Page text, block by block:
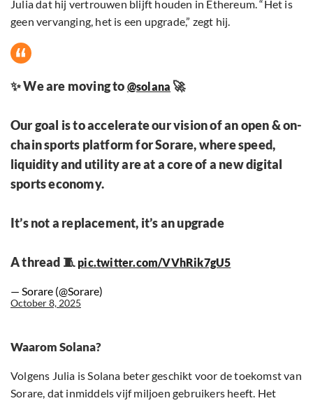
Julia dat hij vertrouwen blijft houden in Ethereum. “Het is
geen vervanging, het is een upgrade,” zegt hij.
✨ We are moving to @solana 🚀
Our goal is to accelerate our vision of an open & on-
chain sports platform for Sorare, where speed,
liquidity and utility are at a core of a new digital
sports economy.
It’s not a replacement, it’s an upgrade
A thread 🧵 pic.twitter.com/VVhRik7gU5
— Sorare (@Sorare)
October 8, 2025
Waarom Solana?
Volgens Julia is Solana beter geschikt voor de toekomst van
Sorare, dat inmiddels vijf miljoen gebruikers heeft. Het